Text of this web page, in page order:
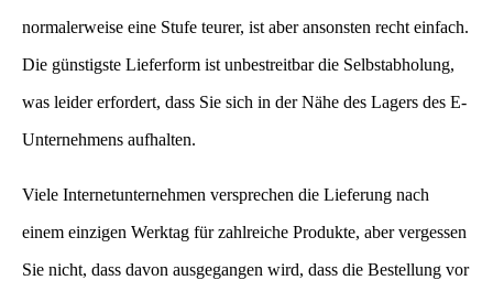
normalerweise eine Stufe teurer, ist aber ansonsten recht einfach.
Die günstigste Lieferform ist unbestreitbar die Selbstabholung,
was leider erfordert, dass Sie sich in der Nähe des Lagers des E-
Unternehmens aufhalten.
Viele Internetunternehmen versprechen die Lieferung nach
einem einzigen Werktag für zahlreiche Produkte, aber vergessen
Sie nicht, dass davon ausgegangen wird, dass die Bestellung vor